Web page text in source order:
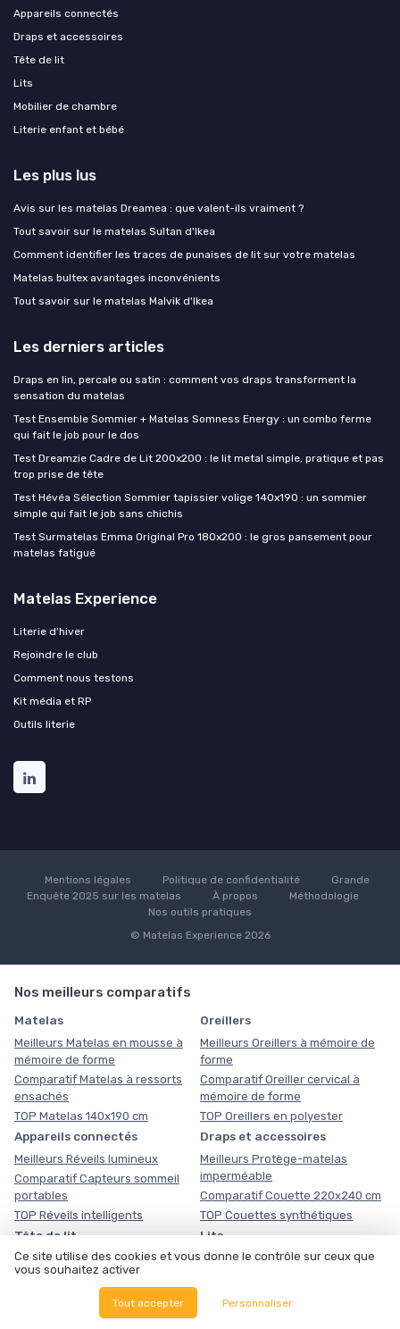
Appareils connectés
Draps et accessoires
Tête de lit
Lits
Mobilier de chambre
Literie enfant et bébé
Les plus lus
Avis sur les matelas Dreamea : que valent-ils vraiment ?
Tout savoir sur le matelas Sultan d'Ikea
Comment identifier les traces de punaises de lit sur votre matelas
Matelas bultex avantages inconvénients
Tout savoir sur le matelas Malvik d'Ikea
Les derniers articles
Draps en lin, percale ou satin : comment vos draps transforment la
sensation du matelas
Test Ensemble Sommier + Matelas Somness Energy : un combo ferme
qui fait le job pour le dos
Test Dreamzie Cadre de Lit 200x200 : le lit metal simple, pratique et pas
trop prise de tête
Test Hévéa Sélection Sommier tapissier volige 140x190 : un sommier
simple qui fait le job sans chichis
Test Surmatelas Emma Original Pro 180x200 : le gros pansement pour
matelas fatigué
Matelas Experience
Literie d'hiver
Rejoindre le club
Comment nous testons
Kit média et RP
Outils literie
Mentions légales Politique de confidentialité
Grande
Enquête 2025 sur les matelas
À propos
Méthodologie
Nos outils pratiques
© Matelas Experience 2026
Nos meilleurs comparatifs
Matelas
Meilleurs Matelas en mousse à
mémoire de forme
Comparatif Matelas à ressorts
ensachés
TOP Matelas 140x190 cm
Oreillers
Meilleurs Oreillers à mémoire de
forme
Comparatif Oreiller cervical à
mémoire de forme
TOP Oreillers en polyester
Appareils connectés
Meilleurs Réveils lumineux
Comparatif Capteurs sommeil
portables
TOP Réveils intelligents
Draps et accessoires
Meilleurs Protège-matelas
imperméable
Comparatif Couette 220x240 cm
TOP Couettes synthétiques
Tête de lit
Meilleurs Tête de lit rembourrée
Comparatif Tête de lit capitonnée
TOP Tête de lit en bois
Lits
Meilleurs Lits coffres
Ce site utilise des cookies et vous donne le contrôle sur ceux que
vous souhaitez activer
Tout accepter Personnaliser